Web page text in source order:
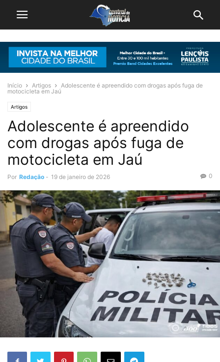
Início Artigos
Adolescente é apreendido com drogas após fuga de
motocicleta em Jaú
Artigos
Adolescente é apreendido
com drogas após fuga de
motocicleta em Jaú
Por Redação - 19 de janeiro de 2026 0